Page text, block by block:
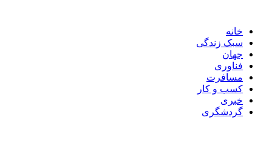
محتوا
خانه
سبک زندگی
جهان
فناوری
مسافرت
کسب و کار
خبری
گردشگری